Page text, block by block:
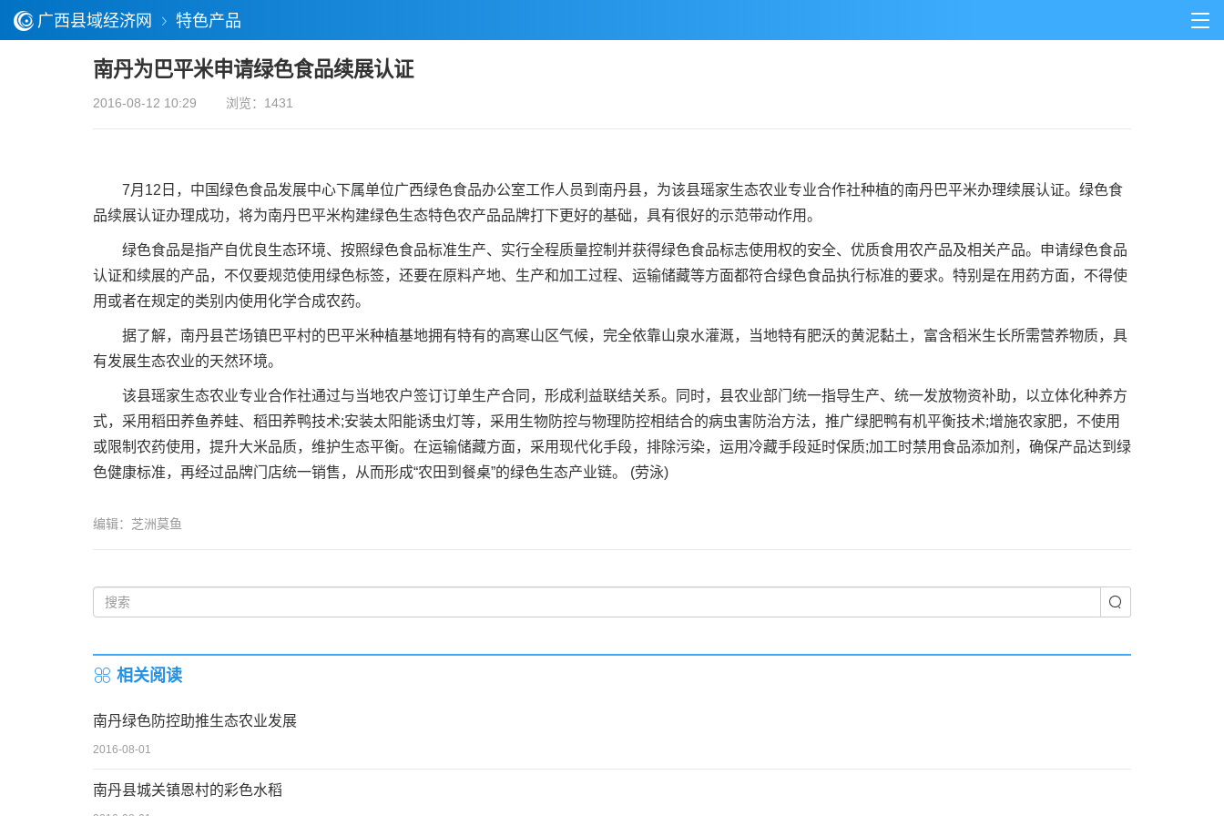
广西县域经济网 特色产品
南丹为巴平米申请绿色食品续展认证
2016-08-12 10:29 浏览：1431
7月12日，中国绿色食品发展中心下属单位广西绿色食品办公室工作人员到南丹县，为该县瑶家生态农业专业合作社种植的南丹巴平米办理续展认证。绿色食
品续展认证办理成功，将为南丹巴平米构建绿色生态特色农产品品牌打下更好的基础，具有很好的示范带动作用。
绿色食品是指产自优良生态环境、按照绿色食品标准生产、实行全程质量控制并获得绿色食品标志使用权的安全、优质食用农产品及相关产品。申请绿色食品
认证和续展的产品，不仅要规范使用绿色标签，还要在原料产地、生产和加工过程、运输储藏等方面都符合绿色食品执行标准的要求。特别是在用药方面，不得使
用或者在规定的类别内使用化学合成农药。
据了解，南丹县芒场镇巴平村的巴平米种植基地拥有特有的高寒山区气候，完全依靠山泉水灌溉，当地特有肥沃的黄泥黏土，富含稻米生长所需营养物质，具
有发展生态农业的天然环境。
该县瑶家生态农业专业合作社通过与当地农户签订订单生产合同，形成利益联结关系。同时，县农业部门统一指导生产、统一发放物资补助，以立体化种养方
式，采用稻田养鱼养蛙、稻田养鸭技术;安装太阳能诱虫灯等，采用生物防控与物理防控相结合的病虫害防治方法，推广绿肥鸭有机平衡技术;增施农家肥，不使用
或限制农药使用，提升大米品质，维护生态平衡。在运输储藏方面，采用现代化手段，排除污染，运用冷藏手段延时保质;加工时禁用食品添加剂，确保产品达到绿
色健康标准，再经过品牌门店统一销售，从而形成“农田到餐桌”的绿色生态产业链。 (劳泳)
编辑：芝洲莫鱼
相关阅读
南丹绿色防控助推生态农业发展
2016-08-01
南丹县城关镇恩村的彩色水稻